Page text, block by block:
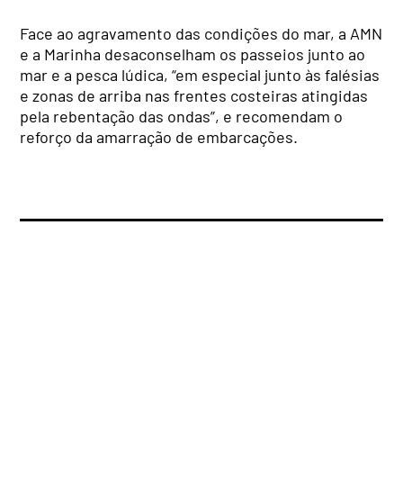
Face ao agravamento das condições do mar, a AMN
e a Marinha desaconselham os passeios junto ao
mar e a pesca lúdica, “em especial junto às falésias
e zonas de arriba nas frentes costeiras atingidas
pela rebentação das ondas”, e recomendam o
reforço da amarração de embarcações.